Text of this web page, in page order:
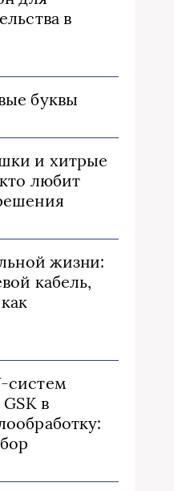
в
буквы
и хитрые
любит
жизни:
кабель,
систем
в